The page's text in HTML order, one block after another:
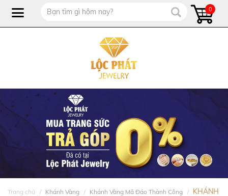
0
Trang chủ Khánh Vàng Khánh Vàng Mã Đáo Thành Công
KHÁNH